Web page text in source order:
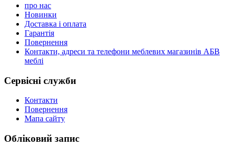
про нас
Новинки
Доставка і оплата
Гарантія
Повернення
Контакти, адреси та телефони меблевих магазинів АБВ
меблі
Сервісні служби
Контакти
Повернення
Мапа сайту
Обліковий запис